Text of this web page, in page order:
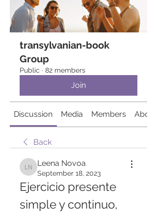
transylvanian-book
Group
Public · 82 members
Join
Discussion Media Members About
Back
Leena Novoa
Leena Novoa
September 18, 2023
Ejercicio presente
simple y continuo,